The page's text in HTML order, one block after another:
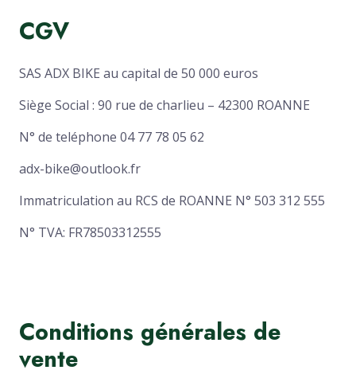
CGV
SAS ADX BIKE au capital de 50 000 euros
Siège Social : 90 rue de charlieu – 42300 ROANNE
N° de teléphone 04 77 78 05 62
adx-bike@outlook.fr
Immatriculation au RCS de ROANNE N° 503 312 555
N° TVA: FR78503312555
Conditions générales de
vente